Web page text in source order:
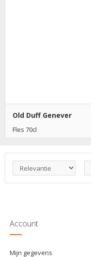
Old Duff Genever
Fles 70cl
€ 23,50 1
Account
Mijn gegevens